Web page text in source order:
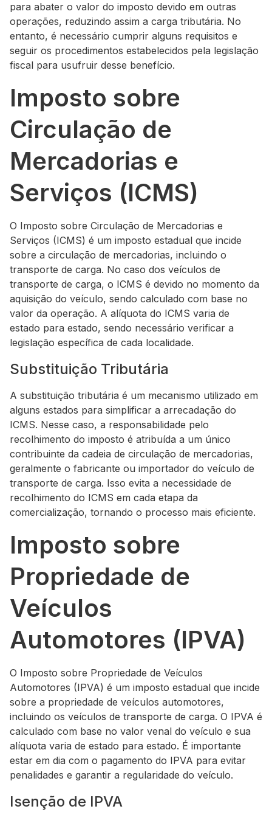
para abater o valor do imposto devido em outras
operações, reduzindo assim a carga tributária. No
entanto, é necessário cumprir alguns requisitos e
seguir os procedimentos estabelecidos pela legislação
fiscal para usufruir desse benefício.
Imposto sobre
Circulação de
Mercadorias e
Serviços (ICMS)
O Imposto sobre Circulação de Mercadorias e
Serviços (ICMS) é um imposto estadual que incide
sobre a circulação de mercadorias, incluindo o
transporte de carga. No caso dos veículos de
transporte de carga, o ICMS é devido no momento da
aquisição do veículo, sendo calculado com base no
valor da operação. A alíquota do ICMS varia de
estado para estado, sendo necessário verificar a
legislação específica de cada localidade.
Substituição Tributária
A substituição tributária é um mecanismo utilizado em
alguns estados para simplificar a arrecadação do
ICMS. Nesse caso, a responsabilidade pelo
recolhimento do imposto é atribuída a um único
contribuinte da cadeia de circulação de mercadorias,
geralmente o fabricante ou importador do veículo de
transporte de carga. Isso evita a necessidade de
recolhimento do ICMS em cada etapa da
comercialização, tornando o processo mais eficiente.
Imposto sobre
Propriedade de
Veículos
Automotores (IPVA)
O Imposto sobre Propriedade de Veículos
Automotores (IPVA) é um imposto estadual que incide
sobre a propriedade de veículos automotores,
incluindo os veículos de transporte de carga. O IPVA é
calculado com base no valor venal do veículo e sua
alíquota varia de estado para estado. É importante
estar em dia com o pagamento do IPVA para evitar
penalidades e garantir a regularidade do veículo.
Isenção de IPVA